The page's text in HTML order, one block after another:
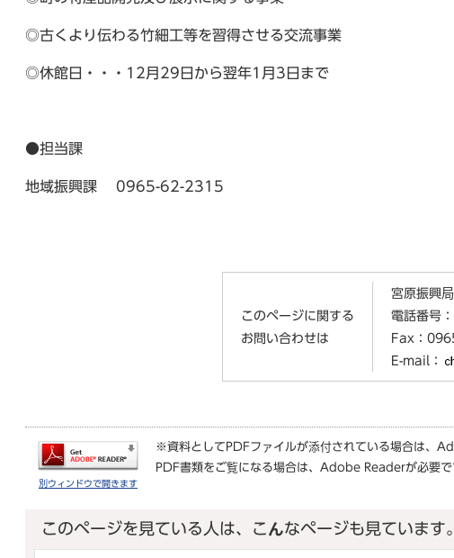
◎古くより伝わる竹細工等を習得させる交流事業
◎休館日・・・12月29日から翌年1月3日まで
●担当課
地域振興課 0965-62-2315
このページに関する
お問い合わせは
宮原振興
電話番号
Fax：
E-mail：
別ウィンドウで開きます
※資料としてPDFファイルが添付されている場合は、
PDF書類をご覧になる場合は、 Adobe Readerが必要
このページを見ている人は、こんなページも見ています。